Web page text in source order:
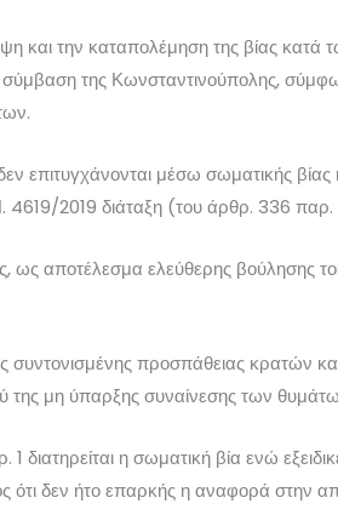
και την καταπολέμηση της βίας κατά
σύμβαση της Κωνσταντινούπολης,
επιτυγχάνονται μέσω σωματικής βίας
4619/2019 διάταξη (του άρθρ. 336
αποτέλεσμα ελεύθερης βούλησης
προσπάθειας κρατών
της μη ύπαρξης συναίνεσης των
η σωματική βία ενώ
ότι δεν ήτο επαρκής η αναφορά στην